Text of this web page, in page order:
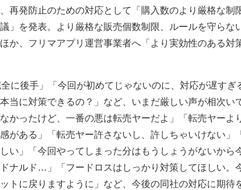
再発防止のための対応として「購入数のより厳格な制
」を発表。より厳格な販売個数制限、ルールを守らな
か、フリマアプリ運営事業者へ「より実効性のある対
後手」「今回が初めてじゃないのに、対応が遅すぎ
当に対策できるの？」など、いまだ厳しい声が相次い
かったけど、一番の悪は転売ヤーだよ」「転売ヤーよ
がある」「転売ヤー許さないし、許しちゃいけない」
い」「今回やってしまった分はもうしょうがないから
ナルド…」「フードロスはしっかり対策してほしい。
トに戻りますように」など、今後の同社の対応に期待